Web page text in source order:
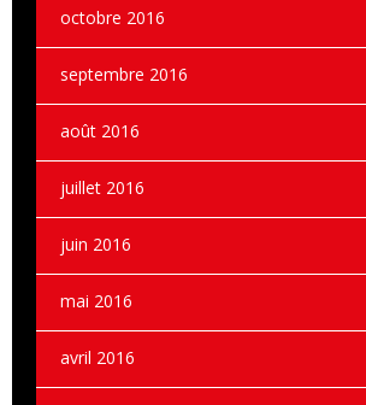
octobre 2016
septembre 2016
août 2016
juillet 2016
juin 2016
mai 2016
avril 2016